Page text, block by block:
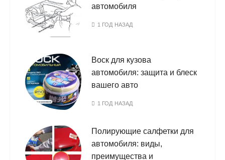
автомобиля
1 ГОД НАЗАД
Воск для кузова
автомобиля: защита и блеск
вашего авто
1 ГОД НАЗАД
Полирующие салфетки для
автомобиля: виды,
преимущества и